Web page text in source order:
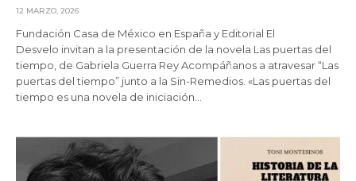
12 MARZO, 2026
Fundación Casa de México en España y Editorial El
Desvelo invitan a la presentación de la novela Las puertas del
tiempo, de Gabriela Guerra Rey Acompáñanos a atravesar “Las
puertas del tiempo” junto a la Sin-Remedios. «Las puertas del
tiempo es una novela de iniciación…